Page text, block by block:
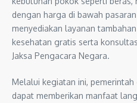
dengan harga di bawah
menyediakan layanan
kesehatan gratis serta
Jaksa Pengacara Negara.
Melalui kegiatan ini,
dapat memberikan manfaat